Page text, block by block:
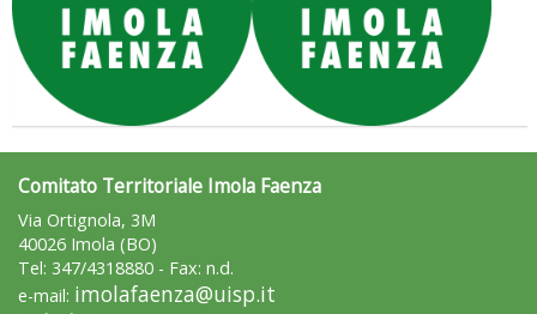
Comitato Territoriale Imola Faenza
Via Ortignola, 3M
40026 Imola (BO)
Tel: 347/4318880 - Fax: n.d.
e-mail: imolafaenza@uisp.it